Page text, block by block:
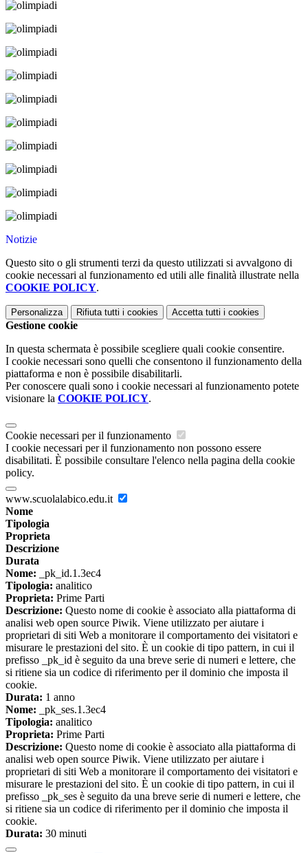
Notizie
Questo sito o gli strumenti terzi da questo utilizzati si avvalgono di
cookie necessari al funzionamento ed utili alle finalità illustrate nella
COOKIE POLICY.
Personalizza Rifiuta tutti i cookies Accetta tutti i cookies
Gestione cookie
In questa schermata è possibile scegliere quali cookie consentire.
I cookie necessari sono quelli che consentono il funzionamento della
piattaforma e non è possibile disabilitarli.
Per conoscere quali sono i cookie necessari al funzionamento potete
visionare la COOKIE POLICY.
Cookie necessari per il funzionamento
I cookie necessari per il funzionamento non possono essere
disabilitati. È possibile consultare l'elenco nella pagina della cookie
policy.
www.scuolalabico.edu.it
Nome
Tipologia
Proprieta
Descrizione
Durata
Nome: _pk_id.1.3ec4
Tipologia: analitico
Proprieta: Prime Parti
Descrizione: Questo nome di cookie è associato alla piattaforma di
analisi web open source Piwik. Viene utilizzato per aiutare i
proprietari di siti Web a monitorare il comportamento dei visitatori e
misurare le prestazioni del sito. È un cookie di tipo pattern, in cui il
prefisso _pk_id è seguito da una breve serie di numeri e lettere, che
si ritiene sia un codice di riferimento per il dominio che imposta il
cookie.
Durata: 1 anno
Nome: _pk_ses.1.3ec4
Tipologia: analitico
Proprieta: Prime Parti
Descrizione: Questo nome di cookie è associato alla piattaforma di
analisi web open source Piwik. Viene utilizzato per aiutare i
proprietari di siti Web a monitorare il comportamento dei visitatori e
misurare le prestazioni del sito. È un cookie di tipo pattern, in cui il
prefisso _pk_ses è seguito da una breve serie di numeri e lettere, che
si ritiene sia un codice di riferimento per il dominio che imposta il
cookie.
Durata: 30 minuti